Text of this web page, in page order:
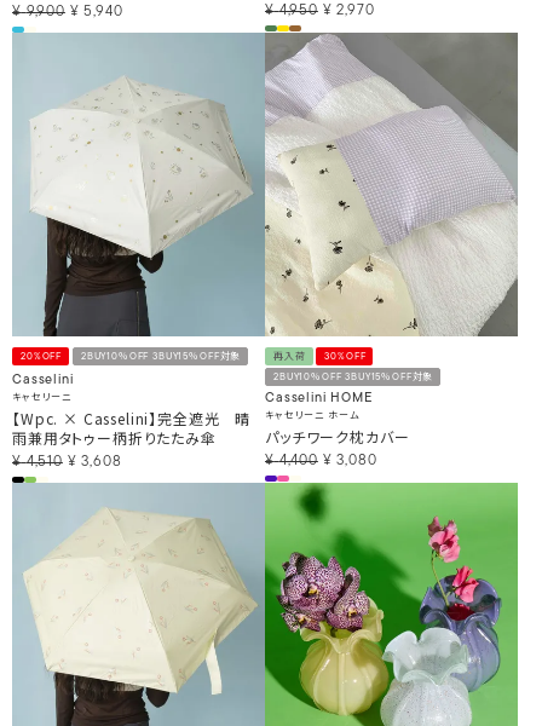
¥ 9,900 ¥ 5,940 ¥ 4,950 ¥ 2,970
20%OFF 2BUY10％OFF 3BUY15％OFF対象
Casselini
キャセリーニ
【Wpc. × Casselini】完全遮光 晴
雨兼用タトゥー柄折りたたみ傘
¥ 4,510 ¥ 3,608
再入荷 30%OFF
2BUY10％OFF 3BUY15％OFF対象
Casselini HOME
キャセリーニ ホーム
パッチワーク枕カバー
¥ 4,400 ¥ 3,080